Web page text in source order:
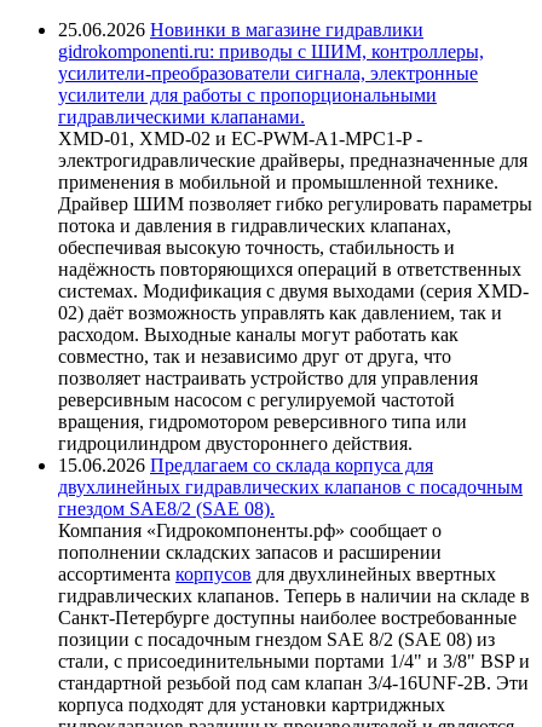
25.06.2026 Новинки в магазине гидравлики
gidrokomponenti.ru: приводы с ШИМ, контроллеры,
усилители-преобразователи сигнала, электронные
усилители для работы с пропорциональными
гидравлическими клапанами.
XMD-01, XMD-02 и EC-PWM-A1-MPC1-P -
электрогидравлические драйверы, предназначенные для
применения в мобильной и промышленной технике.
Драйвер ШИМ позволяет гибко регулировать параметры
потока и давления в гидравлических клапанах,
обеспечивая высокую точность, стабильность и
надёжность повторяющихся операций в ответственных
системах. Модификация с двумя выходами (серия XMD-
02) даёт возможность управлять как давлением, так и
расходом. Выходные каналы могут работать как
совместно, так и независимо друг от друга, что
позволяет настраивать устройство для управления
реверсивным насосом с регулируемой частотой
вращения, гидромотором реверсивного типа или
гидроцилиндром двустороннего действия.
15.06.2026 Предлагаем со склада корпуса для
двухлинейных гидравлических клапанов с посадочным
гнездом SAE8/2 (SAE 08).
Компания «Гидрокомпоненты.рф» сообщает о
пополнении складских запасов и расширении
ассортимента корпусов для двухлинейных ввертных
гидравлических клапанов. Теперь в наличии на складе в
Санкт-Петербурге доступны наиболее востребованные
позиции с посадочным гнездом SAE 8/2 (SAE 08) из
стали, с присоединительными портами 1/4" и 3/8" BSP и
стандартной резьбой под сам клапан 3/4-16UNF-2B. Эти
корпуса подходят для установки картриджных